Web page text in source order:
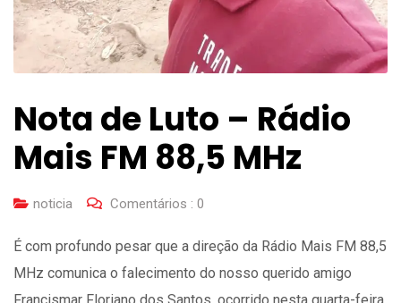
Nota de Luto – Rádio
Mais FM 88,5 MHz
noticia Comentários : 0
É com profundo pesar que a direção da Rádio Mais FM 88,5
MHz comunica o falecimento do nosso querido amigo